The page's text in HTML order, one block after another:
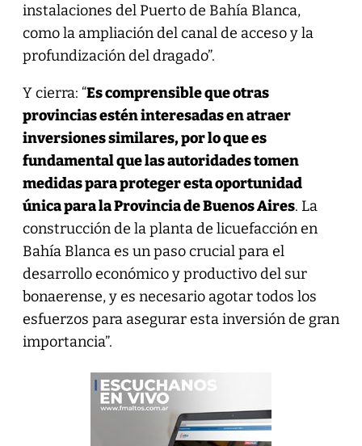
instalaciones del Puerto de Bahía Blanca,
como la ampliación del canal de acceso y la
profundización del dragado”.
Y cierra: “Es comprensible que otras
provincias estén interesadas en atraer
inversiones similares, por lo que es
fundamental que las autoridades tomen
medidas para proteger esta oportunidad
única para la Provincia de Buenos Aires. La
construcción de la planta de licuefacción en
Bahía Blanca es un paso crucial para el
desarrollo económico y productivo del sur
bonaerense, y es necesario agotar todos los
esfuerzos para asegurar esta inversión de gran
importancia”.